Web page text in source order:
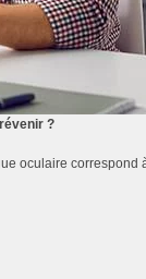
?
oculaire